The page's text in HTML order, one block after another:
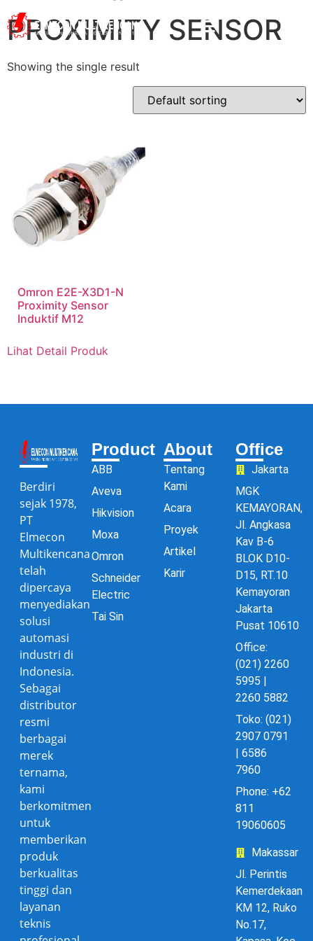
PROXIMITY SENSOR
Showing the single result
Omron E2E-X3D1-N
Proximity Sensor
Induktif M12
Lihat Detail Produk
Berdiri
sejak 1978,
PT
Elmecon
Multikencana
telah
dipercaya
menyediakan
solusi
automasi
industri di
Indonesia.
Sebagai
distributor
resmi
berbagai
merek
ternama,
kami
berkomitmen
untuk
memberikan
produk
berkualitas
tinggi dan
layanan
teknis
Product
ABB
Aveva
Hikvision
Moxa
Omron
Schneider
Electric
Tai Sin
About
Tentang
Kami
Acara
Proyek
Artikel
Karir
Office
Jakarta
MGK
KEMAYORAN,
Jl. Angkasa
Kav B-6
BLOK D10-
D15, RT.10
Kemayoran
Jakarta
Pusat 10610
Office:
(021) 2260
5995 |
2260 5882
Toko: (021)
2907 0791
| 6586
7960
Phone: +62
811
19060605
Makassar
Jl. Perintis
Kemerdekaan
KM 12, Ruko
No.17,